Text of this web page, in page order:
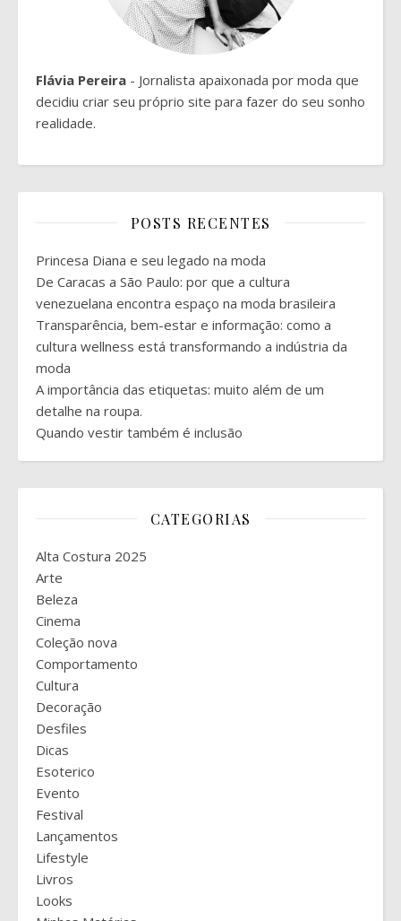
Flávia Pereira - Jornalista apaixonada por moda que
decidiu criar seu próprio site para fazer do seu sonho
realidade.
POSTS RECENTES
Princesa Diana e seu legado na moda
De Caracas a São Paulo: por que a cultura
venezuelana encontra espaço na moda brasileira
Transparência, bem-estar e informação: como a
cultura wellness está transformando a indústria da
moda
A importância das etiquetas: muito além de um
detalhe na roupa.
Quando vestir também é inclusão
CATEGORIAS
Alta Costura 2025
Arte
Beleza
Cinema
Coleção nova
Comportamento
Cultura
Decoração
Desfiles
Dicas
Esoterico
Evento
Festival
Lançamentos
Lifestyle
Livros
Looks